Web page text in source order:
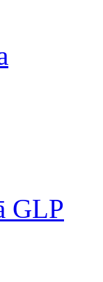
GLP